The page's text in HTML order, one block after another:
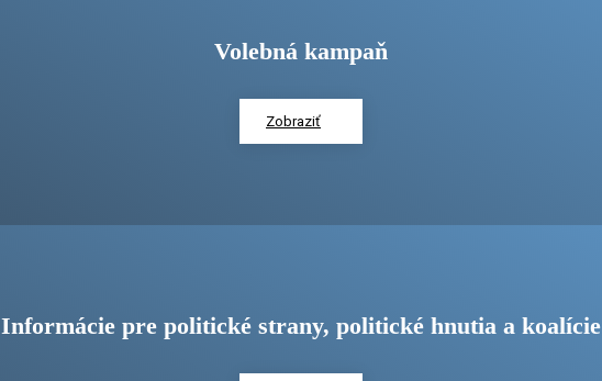
Volebná kampaň
Zobraziť
Informácie pre politické strany, politické hnutia a koalície